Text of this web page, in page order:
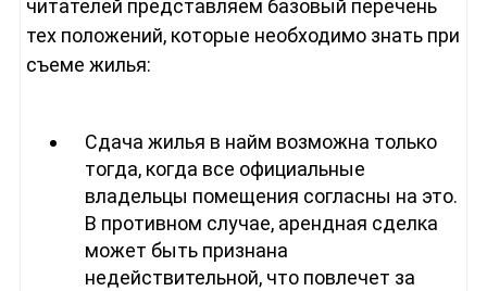
читателей представляем базовый перечень
тех положений, которые необходимо знать при
съеме жилья:
Сдача жилья в найм возможна только
тогда, когда все официальные
владельцы помещения согласны на это.
В противном случае, арендная сделка
может быть признана
недействительной, что повлечет за